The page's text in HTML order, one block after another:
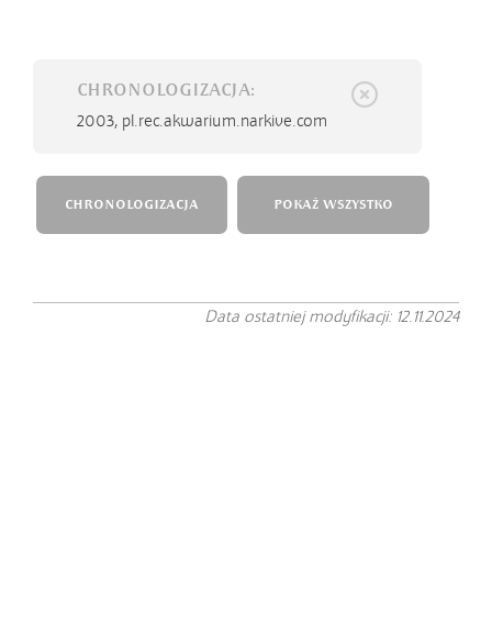
CHRONOLOGIZACJA:
2003, pl.rec.akwarium.narkive.com
CHRONOLOGIZACJA POKAŻ WSZYSTKO
Data ostatniej modyfikacji: 12.11.2024